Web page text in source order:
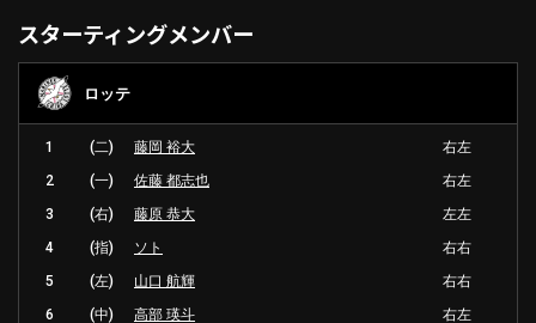
スターティングメンバー
ロッテ
1 (二) 藤岡 裕大
右左
2
(一) 佐藤 都志也
右左
3
(右) 藤原 恭大
左左
4
(指) ソト
右右
5
(左) 山口 航輝
右右
6
(中) 高部 瑛斗
右左